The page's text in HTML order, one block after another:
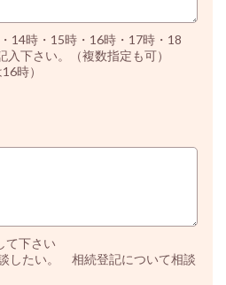
14時・15時・16時・17時・18
下さい。（複数指定も可）
時）
て下さい
したい。 相続登記について相談